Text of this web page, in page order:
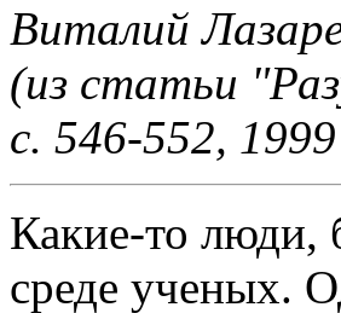
Виталий
(из статьи
с. 546-552,
Какие-то люди,
среде ученых.